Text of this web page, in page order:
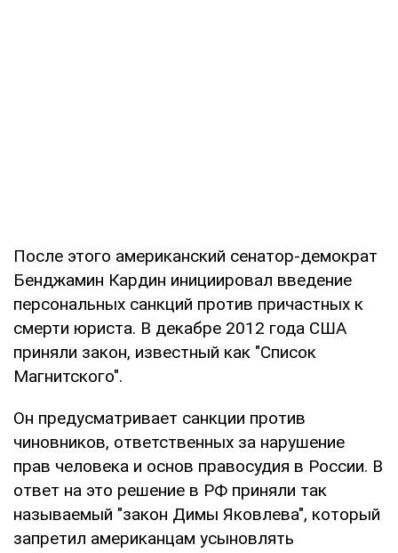
После этого американский сенатор-демократ
Бенджамин Кардин инициировал введение
персональных санкций против причастных к
смерти юриста. В декабре 2012 года США
приняли закон, известный как "Список
Магнитского".
Он предусматривает санкции против
чиновников, ответственных за нарушение
прав человека и основ правосудия в России. В
ответ на это решение в РФ приняли так
называемый "закон Димы Яковлева", который
запретил американцам усыновлять